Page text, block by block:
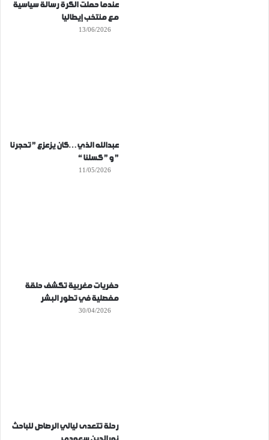
عندما حملت الكرة رسالة سياسية
مع منتخب إيطاليا
13/06/2026
عبدالله الذي…كان يزعزع ” تحجرنا
” و ” كسلنا “
11/05/2026
حفريات مغربية تكشف حلقة
مفصلية في تطور البشر
30/04/2026
رحلة تتعدى ليالي الرصاص للباحث